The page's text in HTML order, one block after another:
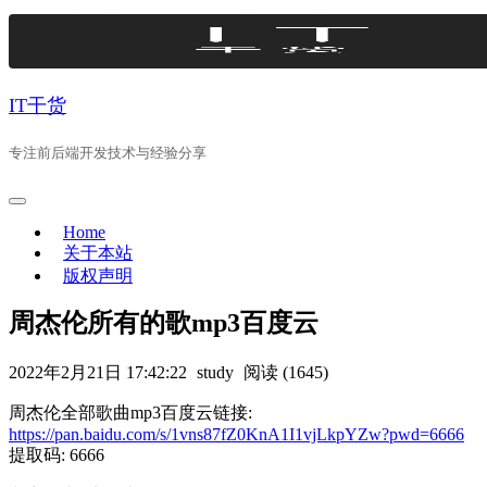
Skip
IT干货
专注前后端开发技术与经验分享
Home
关于本站
版权声明
周杰伦所有的歌mp3百度云
2022年2月21日 17:42:22 study 阅读 (1645)
周杰伦全部歌曲mp3百度云链接:
https://pan.baidu.com/s/1vns87fZ0KnA1I1vjLkpYZw?pwd=6666
提取码: 6666